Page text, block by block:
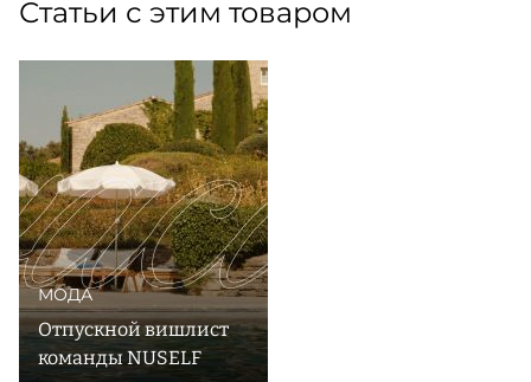
Статьи с этим товаром
МОДА
Отпускной вишлист
команды NUSELF